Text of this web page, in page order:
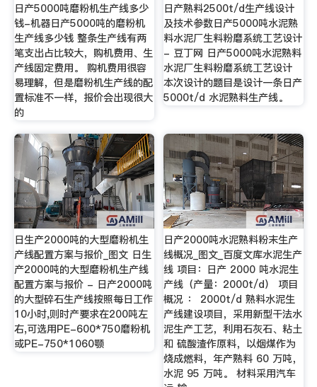
日产5000吨磨粉机生产线多少
钱-机器日产5000吨的磨粉机
生产线多少钱 整条生产线有两
笔支出占比较大，购机费用、生
产线固定费用。 购机费用很容
易理解，但是磨粉机生产线的配
置标准不一样，报价会出现很大
的
日产熟料2500t/d生产线设计
及技术参数日产5000吨水泥熟
料水泥厂生料粉磨系统工艺设计
- 豆丁网 日产5000吨水泥熟料
水泥厂生料粉磨系统工艺设计
本次设计的题目是设计一条日产
5000t/d 水泥熟料生产线。
日生产2000吨的大型磨粉机生
产线配置方案与报价_图文 日生
产2000吨的大型磨粉机生产线
配置方案与报价 - 日产2000吨
的大型碎石生产线按照每日工作
10小时,则时产要求在200吨左
右,可选用PE-600*750磨粉机
或PE-750*1060颚
日产2000吨水泥熟料粉末生产
线概况_图文_百度文库水泥生产
线 项目：日产 2000 吨水泥生
产线（产量：2000t/d） 项目
概况 ： 2000t/d 熟料水泥生
产线建设项目，采用新型干法水
泥生产工艺，利用石灰石、粘土
和 硫酸渣作原料，以烟煤作为
烧成燃料，年产熟料 60 万吨，
水泥 95 万吨。 材料采用汽车